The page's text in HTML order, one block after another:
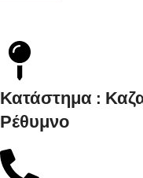
Κατάστημα :
Ρέθυμνο